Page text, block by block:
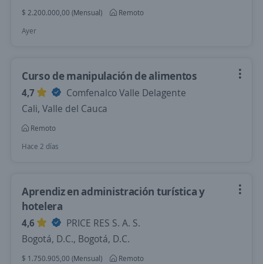
$ 2.200.000,00 (Mensual)
Remoto
Ayer
Curso de manipulación de alimentos
4,7
Comfenalco Valle Delagente
Cali, Valle del Cauca
Remoto
Hace 2 días
Aprendiz en administración turística y
hotelera
4,6
PRICE RES S. A. S.
Bogotá, D.C., Bogotá, D.C.
$ 1.750.905,00 (Mensual)
Remoto